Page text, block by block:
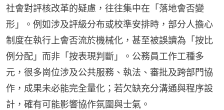
社會對評核改革的疑慮，往往集中在「落地會否變
形」。例如涉及評級分布或校準安排時，部分人擔心
制度在執行上會否流於機械化，甚至被誤讀為「按比
例分配」而非「按表現判斷」。公務員工作工種多
元，很多崗位涉及公共服務、執法、審批及跨部門協
作，成果未必能完全量化；若欠缺充分溝通與程序設
計，確有可能影響協作氛圍與士氣。